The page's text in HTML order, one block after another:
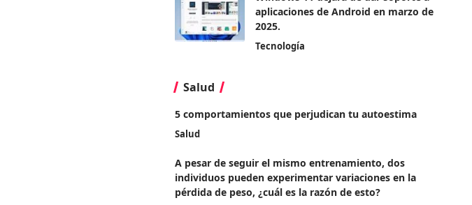
aplicaciones de Android en marzo de
2025.
Tecnología
Salud
5 comportamientos que perjudican tu autoestima
Salud
A pesar de seguir el mismo entrenamiento, dos
individuos pueden experimentar variaciones en la
pérdida de peso, ¿cuál es la razón de esto?